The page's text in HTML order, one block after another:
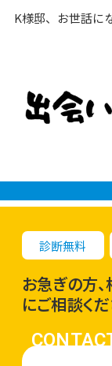
K様邸、お世話に
診断無料
お急ぎの方
にご相談くだ